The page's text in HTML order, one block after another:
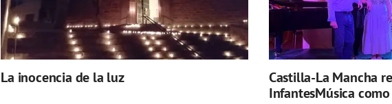
La inocencia de la luz
Castilla-La Mancha
InfantesMúsica